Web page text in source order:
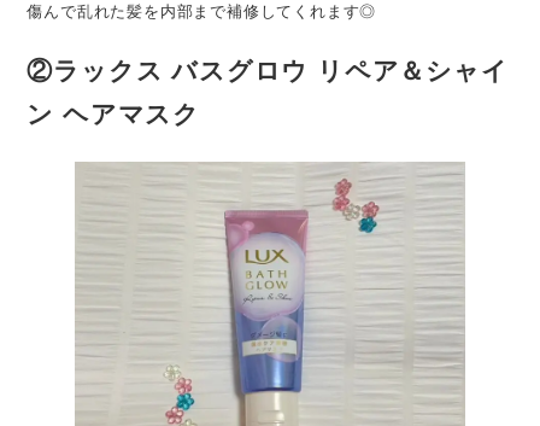
傷んで乱れた髪を内部まで補修してくれます◎
②ラックス バスグロウ リペア＆シャイ
ン ヘアマスク